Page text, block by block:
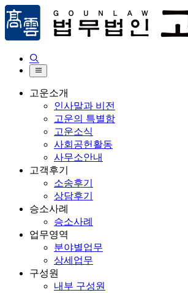


고운소개
인사말과 비전
고운의 특별함
고운소식
사회공헌활동
사무소안내
고객후기
소송후기
상담후기
승소사례
승소사례
업무영역
분야별업무
상세업무
구성원
내부 구성원